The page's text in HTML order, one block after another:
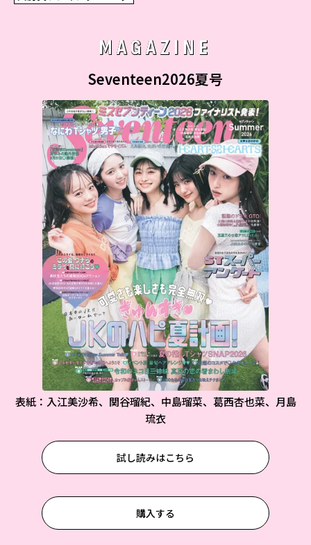
MAGAZINE
Seventeen2026夏号
表紙：入江美沙希、関谷瑠紀、中島瑠菜、葛西杏也菜、月島
琉衣
試し読みはこちら
購入する